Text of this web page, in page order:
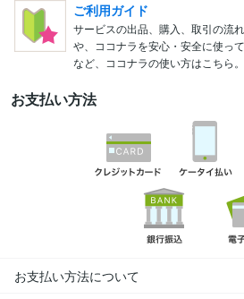
ご利用ガイド
サービスの出品、購入、取引の流
や、ココナラを安心・安全に使っ
など、ココナラの使い方はこちら。
お支払い方法
お支払い方法について